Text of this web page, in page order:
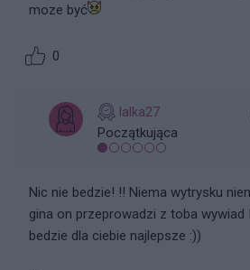
moze być
0
lalka27
Początkująca
Nic nie bedzie! !! Niema wytrysku
gina on przeprowadzi z toba wywiad
bedzie dla ciebie najlepsze :))